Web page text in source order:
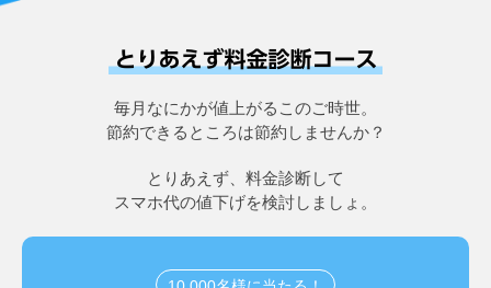
毎月なにかが値上がるこのご時世。
節約できるところは節約しませんか？
とりあえず、料金診断して
スマホ代の値下げを検討しましょ。